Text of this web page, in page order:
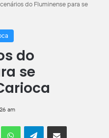
do Fluminense para se
do
se
am
WhatsAppTelegramCompartilhar por e-mail